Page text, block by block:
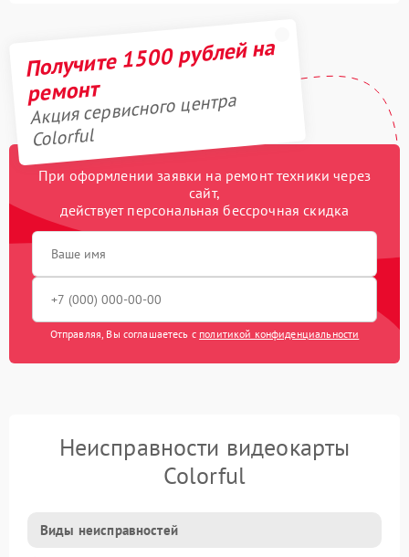
Получите 1500 рублей на
ремонт
Акция сервисного центра
Colorful
При оформлении заявки на ремонт техники через
сайт,
действует персональная бессрочная скидка
Отправляя, Вы соглашаетесь с политикой конфиденциальности
Неисправности видеокарты
Colorful
Виды неисправностей